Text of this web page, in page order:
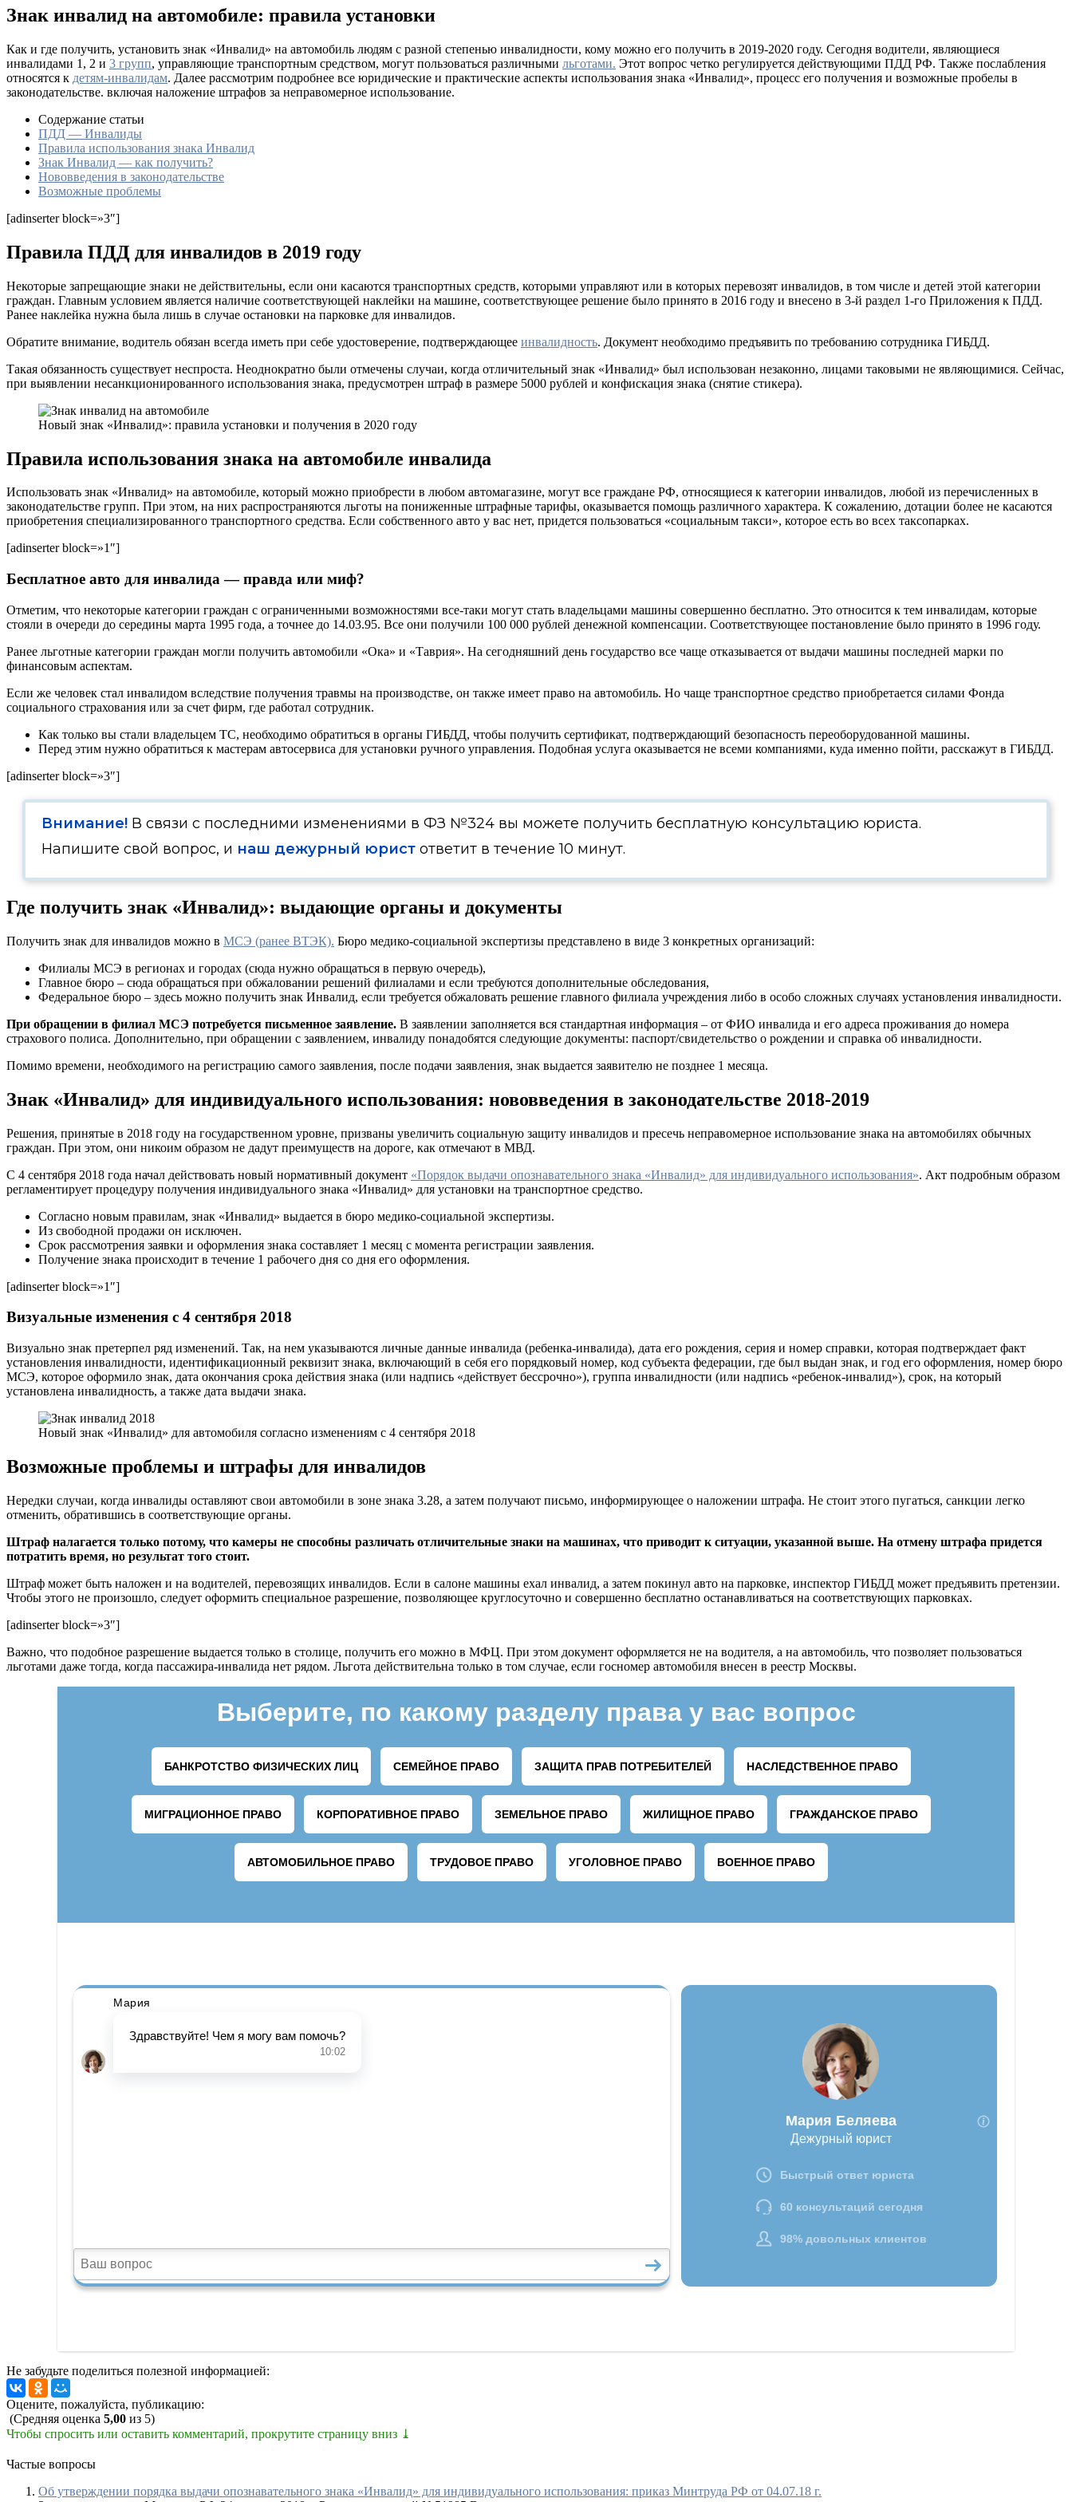
Знак инвалид на автомобиле: правила установки
Как и где получить, установить знак «Инвалид» на автомобиль людям с разной степенью инвалидности, кому можно его получить в 2019-2020 году. Сегодня водители, являющиеся
инвалидами 1, 2 и 3 групп, управляющие транспортным средством, могут пользоваться различными льготами. Этот вопрос четко регулируется действующими ПДД РФ. Также послабления
относятся к детям-инвалидам. Далее рассмотрим подробнее все юридические и практические аспекты использования знака «Инвалид», процесс его получения и возможные пробелы в
законодательстве. включая наложение штрафов за неправомерное использование.
Содержание статьи
ПДД — Инвалиды
Правила использования знака Инвалид
Знак Инвалид — как получить?
Нововведения в законодательстве
Возможные проблемы
[adinserter block=»3″]
Правила ПДД для инвалидов в 2019 году
Некоторые запрещающие знаки не действительны, если они касаются транспортных средств, которыми управляют или в которых перевозят инвалидов, в том числе и детей этой категории
граждан. Главным условием является наличие соответствующей наклейки на машине, соответствующее решение было принято в 2016 году и внесено в 3-й раздел 1-го Приложения к ПДД.
Ранее наклейка нужна была лишь в случае остановки на парковке для инвалидов.
Обратите внимание, водитель обязан всегда иметь при себе удостоверение, подтверждающее инвалидность. Документ необходимо предъявить по требованию сотрудника ГИБДД.
Такая обязанность существует неспроста. Неоднократно были отмечены случаи, когда отличительный знак «Инвалид» был использован незаконно, лицами таковыми не являющимися. Сейчас,
при выявлении несанкционированного использования знака, предусмотрен штраф в размере 5000 рублей и конфискация знака (снятие стикера).
Новый знак «Инвалид»: правила установки и получения в 2020 году
Правила использования знака на автомобиле инвалида
Использовать знак «Инвалид» на автомобиле, который можно приобрести в любом автомагазине, могут все граждане РФ, относящиеся к категории инвалидов, любой из перечисленных в
законодательстве групп. При этом, на них распространяются льготы на пониженные штрафные тарифы, оказывается помощь различного характера. К сожалению, дотации более не касаются
приобретения специализированного транспортного средства. Если собственного авто у вас нет, придется пользоваться «социальным такси», которое есть во всех таксопарках.
[adinserter block=»1″]
Бесплатное авто для инвалида — правда или миф?
Отметим, что некоторые категории граждан с ограниченными возможностями все-таки могут стать владельцами машины совершенно бесплатно. Это относится к тем инвалидам, которые
стояли в очереди до середины марта 1995 года, а точнее до 14.03.95. Все они получили 100 000 рублей денежной компенсации. Соответствующее постановление было принято в 1996 году.
Ранее льготные категории граждан могли получить автомобили «Ока» и «Таврия». На сегодняшний день государство все чаще отказывается от выдачи машины последней марки по
финансовым аспектам.
Если же человек стал инвалидом вследствие получения травмы на производстве, он также имеет право на автомобиль. Но чаще транспортное средство приобретается силами Фонда
социального страхования или за счет фирм, где работал сотрудник.
Как только вы стали владельцем ТС, необходимо обратиться в органы ГИБДД, чтобы получить сертификат, подтверждающий безопасность переоборудованной машины.
Перед этим нужно обратиться к мастерам автосервиса для установки ручного управления. Подобная услуга оказывается не всеми компаниями, куда именно пойти, расскажут в ГИБДД.
[adinserter block=»3″]
Внимание! В связи с последними изменениями в ФЗ №324 вы можете получить бесплатную консультацию юриста.
Напишите свой вопрос, и наш дежурный юрист ответит в течение 10 минут.
Где получить знак «Инвалид»: выдающие органы и документы
Получить знак для инвалидов можно в МСЭ (ранее ВТЭК). Бюро медико-социальной экспертизы представлено в виде 3 конкретных организаций:
Филиалы МСЭ в регионах и городах (сюда нужно обращаться в первую очередь),
Главное бюро – сюда обращаться при обжаловании решений филиалами и если требуются дополнительные обследования,
Федеральное бюро – здесь можно получить знак Инвалид, если требуется обжаловать решение главного филиала учреждения либо в особо сложных случаях установления инвалидности.
При обращении в филиал МСЭ потребуется письменное заявление. В заявлении заполняется вся стандартная информация – от ФИО инвалида и его адреса проживания до номера
страхового полиса. Дополнительно, при обращении с заявлением, инвалиду понадобятся следующие документы: паспорт/свидетельство о рождении и справка об инвалидности.
Помимо времени, необходимого на регистрацию самого заявления, после подачи заявления, знак выдается заявителю не позднее 1 месяца.
Знак «Инвалид» для индивидуального использования: нововведения в законодательстве 2018-2019
Решения, принятые в 2018 году на государственном уровне, призваны увеличить социальную защиту инвалидов и пресечь неправомерное использование знака на автомобилях обычных
граждан. При этом, они никоим образом не дадут преимуществ на дороге, как отмечают в МВД.
С 4 сентября 2018 года начал действовать новый нормативный документ «Порядок выдачи опознавательного знака «Инвалид» для индивидуального использования». Акт подробным образом
регламентирует процедуру получения индивидуального знака «Инвалид» для установки на транспортное средство.
Согласно новым правилам, знак «Инвалид» выдается в бюро медико-социальной экспертизы.
Из свободной продажи он исключен.
Срок рассмотрения заявки и оформления знака составляет 1 месяц с момента регистрации заявления.
Получение знака происходит в течение 1 рабочего дня со дня его оформления.
[adinserter block=»1″]
Визуальные изменения с 4 сентября 2018
Визуально знак претерпел ряд изменений. Так, на нем указываются личные данные инвалида (ребенка-инвалида), дата его рождения, серия и номер справки, которая подтверждает факт
установления инвалидности, идентификационный реквизит знака, включающий в себя его порядковый номер, код субъекта федерации, где был выдан знак, и год его оформления, номер бюро
МСЭ, которое оформило знак, дата окончания срока действия знака (или надпись «действует бессрочно»), группа инвалидности (или надпись «ребенок-инвалид»), срок, на который
установлена инвалидность, а также дата выдачи знака.
Новый знак «Инвалид» для автомобиля согласно изменениям с 4 сентября 2018
Возможные проблемы и штрафы для инвалидов
Нередки случаи, когда инвалиды оставляют свои автомобили в зоне знака 3.28, а затем получают письмо, информирующее о наложении штрафа. Не стоит этого пугаться, санкции легко
отменить, обратившись в соответствующие органы.
Штраф налагается только потому, что камеры не способны различать отличительные знаки на машинах, что приводит к ситуации, указанной выше. На отмену штрафа придется
потратить время, но результат того стоит.
Штраф может быть наложен и на водителей, перевозящих инвалидов. Если в салоне машины ехал инвалид, а затем покинул авто на парковке, инспектор ГИБДД может предъявить претензии.
Чтобы этого не произошло, следует оформить специальное разрешение, позволяющее круглосуточно и совершенно бесплатно останавливаться на соответствующих парковках.
[adinserter block=»3″]
Важно, что подобное разрешение выдается только в столице, получить его можно в МФЦ. При этом документ оформляется не на водителя, а на автомобиль, что позволяет пользоваться
льготами даже тогда, когда пассажира-инвалида нет рядом. Льгота действительна только в том случае, если госномер автомобиля внесен в реестр Москвы.
Не забудьте поделиться полезной информацией:
Оцените, пожалуйста, публикацию:
(Средняя оценка 5,00 из 5)
Чтобы спросить или оставить комментарий, прокрутите страницу вниз ⤓
Частые вопросы
Об утверждении порядка выдачи опознавательного знака «Инвалид» для индивидуального использования: приказ Минтруда РФ от 04.07.18 г.